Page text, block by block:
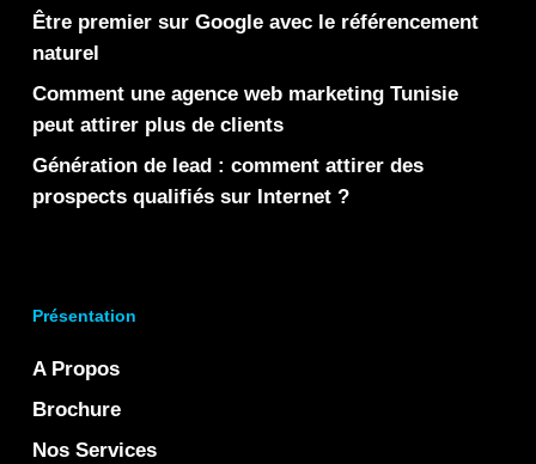
Être premier sur Google avec le référencement
naturel
Comment une agence web marketing Tunisie
peut attirer plus de clients
Génération de lead : comment attirer des
prospects qualifiés sur Internet ?
Présentation
A Propos
Brochure
Nos Services